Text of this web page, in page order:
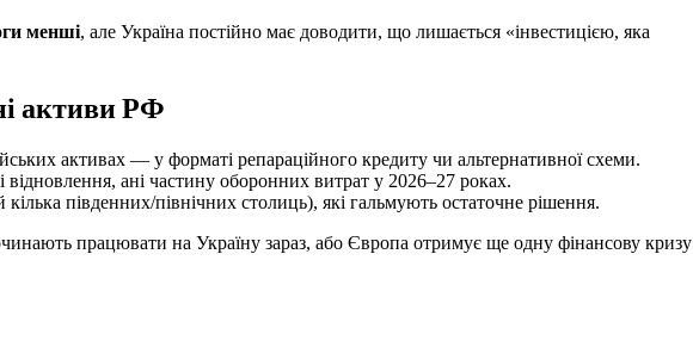
менші, але Україна постійно має доводити, що лишається «інвестицією, яка
активи РФ
активах — у форматі репараційного кредиту чи альтернативної схеми.
ані частину оборонних витрат у 2026–27 роках.
південних/північних столиць), які гальмують остаточне рішення.
працювати на Україну зараз, або Європа отримує ще одну фінансову кризу